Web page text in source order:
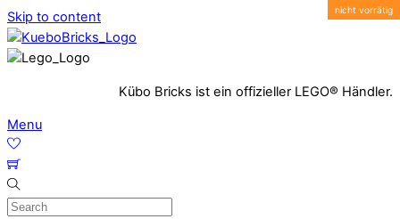
Skip to content
Kübo Bricks ist ein offizieller LEGO® Händler.
Menu